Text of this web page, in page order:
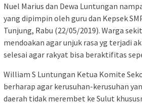
Nuel Marius dan Dewa Luntungan
yang dipimpin oleh guru dan Kepsek
Tunjung, Rabu (22/05/2019). Warga
mendoakan agar unjuk rasa yg terjadi
selesai agar rakyat bisa beraktifitas
William S Luntungan Ketua Komite
berharap agar kerusuhan-kerusuhan
daerah tidak merembet ke Sulut